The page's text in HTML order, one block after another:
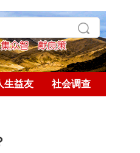
生益友 社会调查